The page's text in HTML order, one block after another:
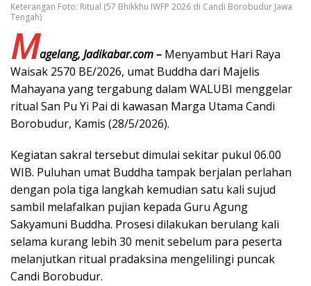
Keterangan Foto: Ritual (57 Bhikkhu IWFP 2026 di Candi Borobudur Jawa
Tengah)
Magelang, Jadikabar.com – Menyambut Hari Raya
Waisak 2570 BE/2026, umat Buddha dari Majelis
Mahayana yang tergabung dalam WALUBI menggelar
ritual San Pu Yi Pai di kawasan Marga Utama Candi
Borobudur, Kamis (28/5/2026).
Kegiatan sakral tersebut dimulai sekitar pukul 06.00
WIB. Puluhan umat Buddha tampak berjalan perlahan
dengan pola tiga langkah kemudian satu kali sujud
sambil melafalkan pujian kepada Guru Agung
Sakyamuni Buddha. Prosesi dilakukan berulang kali
selama kurang lebih 30 menit sebelum para peserta
melanjutkan ritual pradaksina mengelilingi puncak
Candi Borobudur.